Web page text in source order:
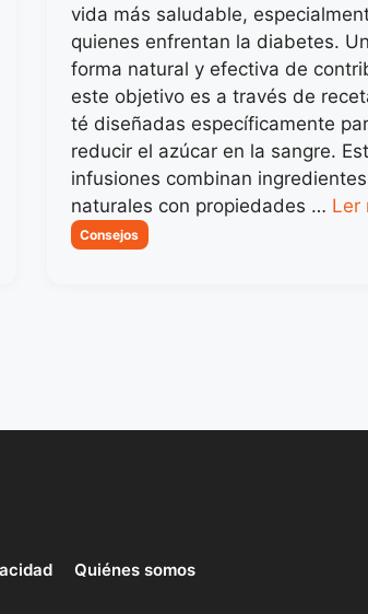
vida más saludable,
quienes enfrentan la diabetes.
forma natural y efectiva de
este objetivo es a través de
té diseñadas específicamente
reducir el azúcar en la sangre.
infusiones combinan ingredientes
naturales con propiedades … Ler
Categorias
Consejos
Quiénes somos